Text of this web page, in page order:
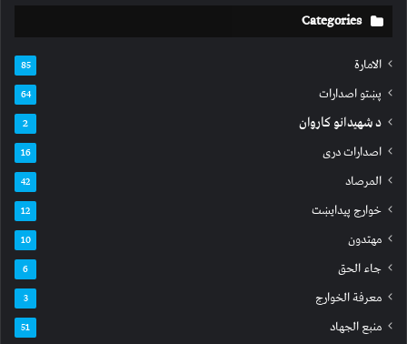
Categories
الامارة 85
پښتو اصدارات 64
د شهیدانو کاروان 2
اصدارات دری 16
المرصاد 42
خوارج پیدایښت 12
مهتدون 10
جاء الحق 6
معرفة الخوارج 3
منبع الجهاد 51